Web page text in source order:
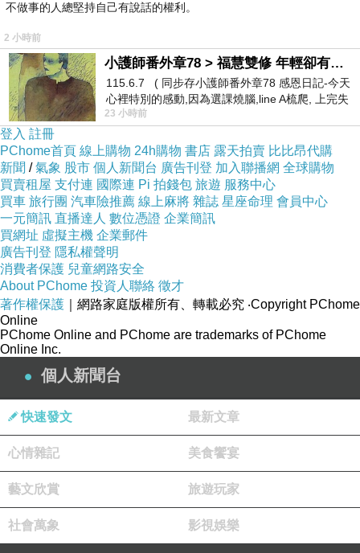
這裡也有寬廣坡道，環境也適合親子同遊。
▼▼▼
不做事的人總堅持自己有說話的權利。
2 小時前
小護師番外章78 > 福慧雙修 年輕卻有個老靈魂 ㄑ金剛經〉podcast
115.6.7 ( 同步存小護師番外章78 感恩日記-今天
心裡特別的感動,因為選課燒腦,line A梳爬, 上完失
智課的她,特來傾
23 小時前
登入 註冊
PChome首頁 線上購物 24h購物 書店 露天拍賣 比比昂代購
新聞 /氣象 股市 個人新聞台 廣告刊登 加入聯播網 全球購物
買賣租屋 支付連 國際連 Pi 拍錢包 旅遊 服務中心
買車 旅行團 汽車險推薦 線上麻將 雜誌 星座命理 會員中心
一元簡訊 直播達人 數位憑證 企業簡訊
買網址 虛擬主機 企業郵件
廣告刊登 隱私權聲明
消費者保護 兒童網路安全
About PChome 投資人聯絡 徵才
著作權保護 ｜網路家庭版權所有、轉載必究 ‧Copyright PChome
Online
PChome Online and PChome are trademarks of PChome
Online Inc.
個人新聞台
快速發文 最新文章
心情雜記 美食饗宴
藝文欣賞 旅遊玩家
社會萬象 影視娛樂